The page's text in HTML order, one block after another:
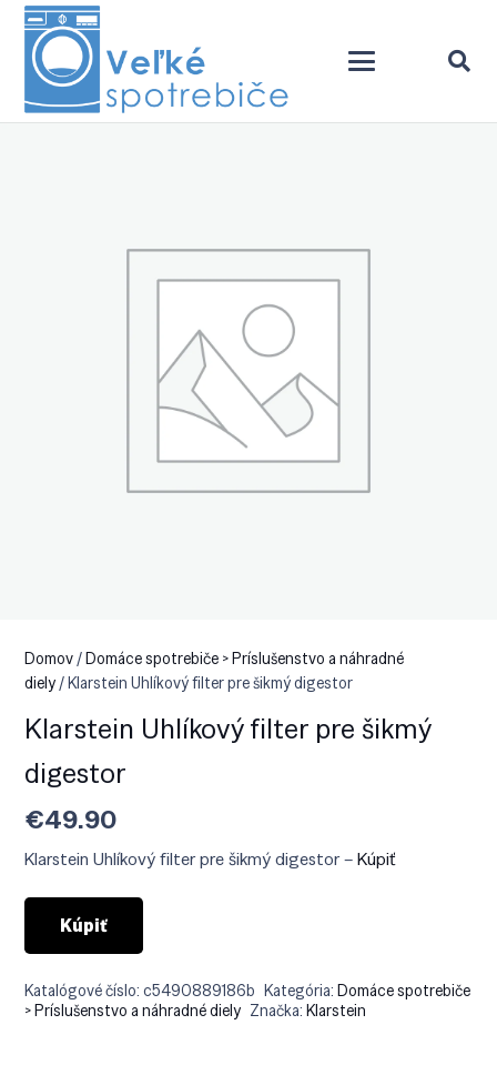
Domov/Domáce spotrebiče > Príslušenstvo a náhradné
diely/ Klarstein Uhlíkový filter pre šikmý digestor
Klarstein Uhlíkový filter pre šikmý
digestor
€49.90
Klarstein Uhlíkový filter pre šikmý digestor –Kúpiť
Kúpiť
Katalógové číslo:c5490889186b Kategória:Domáce spotrebiče
> Príslušenstvo a náhradné diely Značka:Klarstein